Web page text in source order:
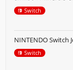
Switch
NINTENDO Switch
Switch